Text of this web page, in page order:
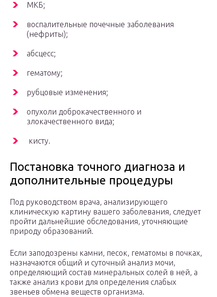
МКБ;
воспалительные почечные заболевания
(нефриты);
абсцесс;
гематому;
рубцовые изменения;
опухоли доброкачественного и
злокачественного вида;
кисту.
Постановка точного диагноза и
дополнительные процедуры
Под руководством врача, анализирующего
клиническую картину вашего заболевания, следует
пройти дальнейшие обследования, уточняющие
природу образований.
Если заподозрены камни, песок, гематомы в почках,
назначаются общий и суточный анализ мочи,
определяющий состав минеральных солей в ней, а
также анализ крови для определения слабых
звеньев обмена веществ организма.